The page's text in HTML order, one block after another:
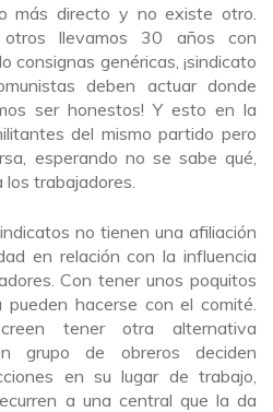
más directo y no existe otro.
llevamos 30 años con
consignas genéricas, ¡sindicato
deben actuar donde
ser honestos! Y esto en la
del mismo partido pero
esperando no se sabe qué,
trabajadores.
no tienen una afiliación
en relación con la influencia
Con tener unos poquitos
hacerse con el comité.
tener otra alternativa
grupo de obreros deciden
en su lugar de trabajo,
a una central que la da